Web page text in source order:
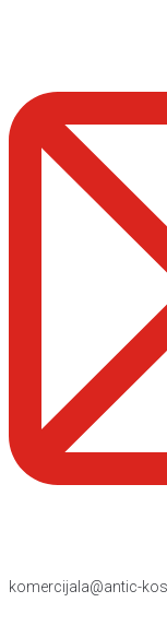
komercijala@antic-